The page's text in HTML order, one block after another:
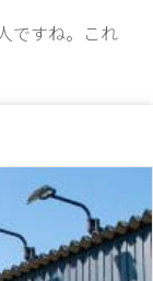
ですね。これ